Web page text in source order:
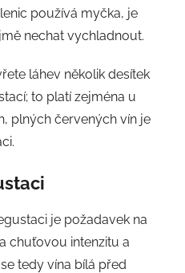
používá myčka, je
nechat vychladnout.
láhev několik desítek
to platí zejména u
plných červených vín je
je požadavek na
chuťovou intenzitu a
tedy vína bílá před